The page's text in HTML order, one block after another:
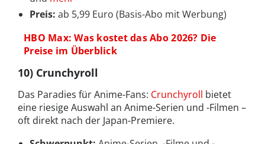
Preis: ab 5,99 Euro (Basis-Abo mit Werbung)
HBO Max: Was kostet das Abo 2026? Die
Preise im Überblick
10) Crunchyroll
Das Paradies für Anime-Fans: Crunchyroll bietet
eine riesige Auswahl an Anime-Serien und -Filmen –
oft direkt nach der Japan-Premiere.